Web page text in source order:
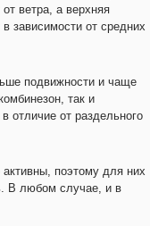
ветра, а верхняя
зависимости от средних
подвижности и чаще
так и
отличие от раздельного
поэтому для них
В любом случае, и в